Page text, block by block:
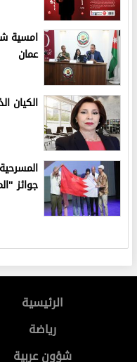
امسية
عمان
الكيان
جوائز
الرئيسية
رياضة
شؤون عربية